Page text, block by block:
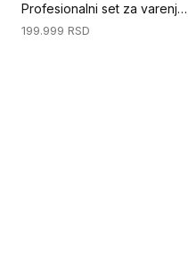
Profesionalni set za varenje podova (Specijalni alati za podove)
199.999 RSD